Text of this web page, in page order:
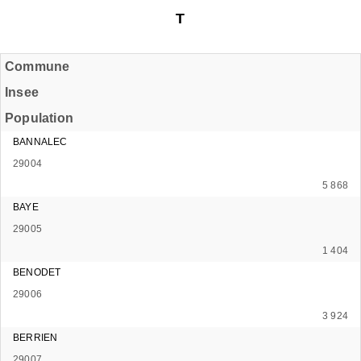
T
Commune
Insee
Population
BANNALEC
29004
5 868
BAYE
29005
1 404
BENODET
29006
3 924
BERRIEN